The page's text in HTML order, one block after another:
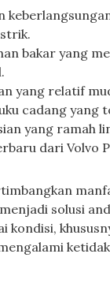
bakar yang
yang relatif
cadang yang
yang ramah
dari Volvo
solusi
kondisi,